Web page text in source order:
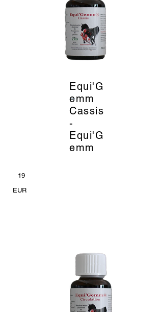
Equi'G
emm
Cassis
-
Equi'G
emm
_
19
EUR